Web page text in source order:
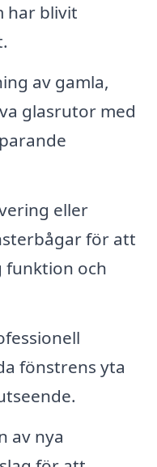
har blivit
av gamla,
glasrutor med
eller
för att
funktion och
fönstrens yta
av nya